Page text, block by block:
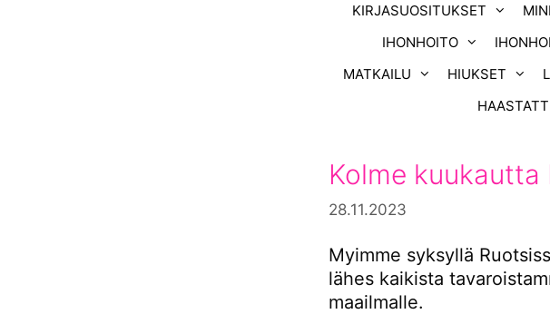
KIRJASUOSITUKSET
IHONHOITO
MATKAILU
HIUKSET
Kolme kuukautta
28.11.2023
Myimme syksyllä
lähes kaikista
maailmalle.